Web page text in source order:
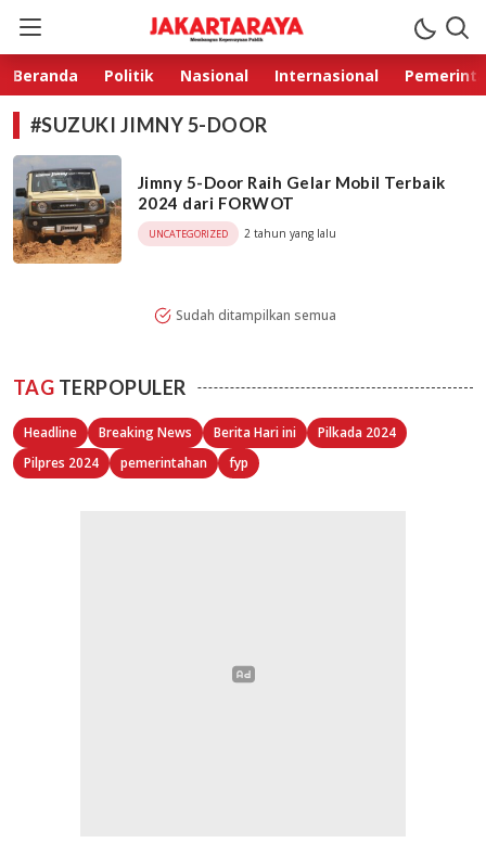
Jakarta Raya
Membangun Kepercayaan Publik
Beranda Politik Nasional Internasional
#SUZUKI JIMNY 5-DOOR
Jimny 5-Door Raih Gelar Mobil Terbaik
2024 dari FORWOT
UNCATEGORIZED 2 tahun yang lalu
Sudah ditampilkan semua
TAG TERPOPULER
Headline Breaking News Berita Hari ini
Pilkada 2024
Pilpres 2024
pemerintahan fyp